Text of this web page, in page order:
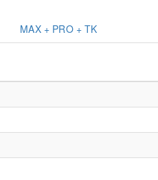
MAX + PRO + TK